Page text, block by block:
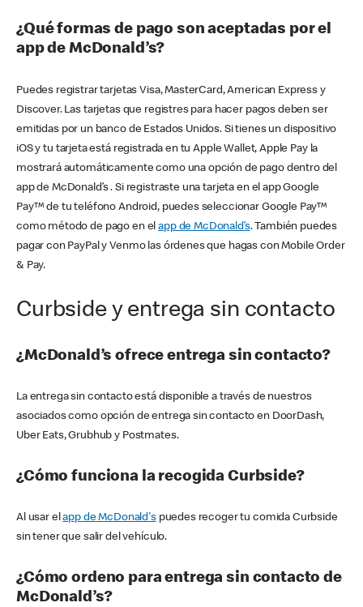
¿Qué formas de pago son aceptadas por el
app de McDonald’s?
Puedes registrar tarjetas Visa, MasterCard, American Express y
Discover. Las tarjetas que registres para hacer pagos deben ser
emitidas por un banco de Estados Unidos. Si tienes un dispositivo
iOS y tu tarjeta está registrada en tu Apple Wallet, Apple Pay la
mostrará automáticamente como una opción de pago dentro del
app de McDonald’s . Si registraste una tarjeta en el app Google
Pay™ de tu teléfono Android, puedes seleccionar Google Pay™
como método de pago en elapp de McDonald’s. También puedes
pagar con PayPal y Venmo las órdenes que hagas con Mobile Order
& Pay.
Curbside y entrega sin contacto
¿McDonald’s ofrece entrega sin contacto?
La entrega sin contacto está disponible a través de nuestros
asociados como opción de entrega sin contacto en DoorDash,
Uber Eats, Grubhub y Postmates.
¿Cómo funciona la recogida Curbside?
Al usar elapp de McDonald'spuedes recoger tu comida Curbside
sin tener que salir del vehículo.
¿Cómo ordeno para entrega sin contacto de
McDonald’s?